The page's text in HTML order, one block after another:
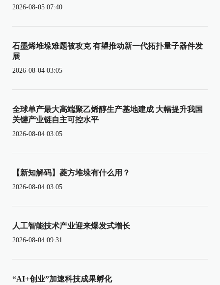
2026-08-05 07:40
石墨烯堆垛难题被攻克 有望推动新一代拓扑量子器件发
展
2026-08-04 03:05
全球单产最大高端聚乙烯醇生产基地建成 大幅提升我国
关键产业链自主可控水平
2026-08-04 03:05
【新知解码】菱方堆垛有什么用？
2026-08-04 03:05
人工智能技术产业迎来爆发式增长
2026-08-04 09:31
“AI+创业”加速科技成果孵化